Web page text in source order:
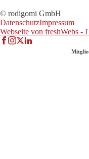
© rodigomi GmbH
DatenschutzImpressum
Webseite von freshWebs -